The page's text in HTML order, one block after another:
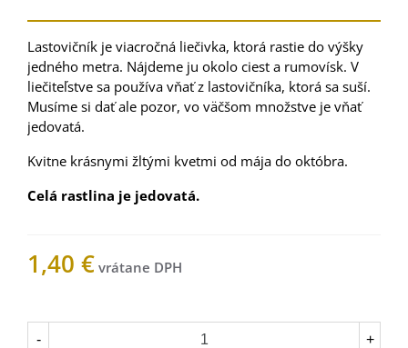
Lastovičník je viacročná liečivka, ktorá rastie do výšky
jedného metra. Nájdeme ju okolo ciest a rumovísk. V
liečiteľstve sa používa vňať z lastovičníka, ktorá sa suší.
Musíme si dať ale pozor, vo väčšom množstve je vňať
jedovatá.
Kvitne krásnymi žltými kvetmi od mája do októbra.
Celá rastlina je jedovatá.
1,40 €
- +